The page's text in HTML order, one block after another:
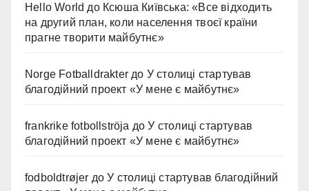
Hello World до Ксюша Київська: «Все відходить
на другий план, коли населення твоєї країни
прагне творити майбутнє»
Norge Fotballdrakter до У столиці стартував
благодійний проект «У мене є майбутнє»
frankrike fotbollströja доУ столиці стартував
благодійний проект «У мене є майбутнє»
fodboldtrøjer доУ столиці стартував благодійний